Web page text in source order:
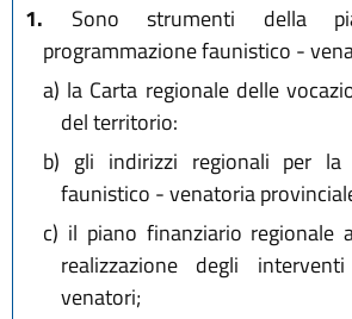
1. Sono strumenti della
programmazione faunistico -
a) la Carta regionale delle
del territorio:
b) gli indirizzi regionali per la
faunistico - venatoria
c) il piano finanziario regionale
realizzazione degli
venatori;